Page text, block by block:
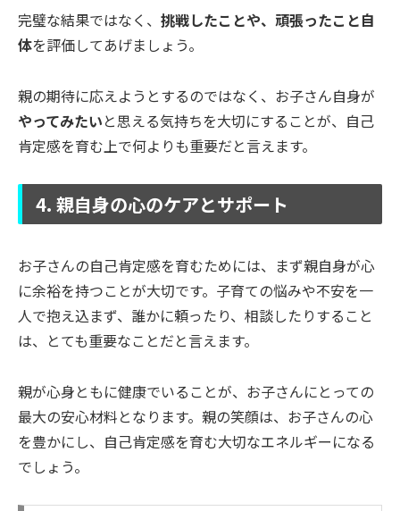
完璧な結果ではなく、 挑戦したことや、頑張ったこと自
体を評価してあげましょう。
親の期待に応えようとするのではなく、お子さん自身が
やってみたいと思える気持ちを大切にすることが、自己
肯定感を育む上で何よりも重要だと言えます。
4. 親自身の心のケアとサポート
お子さんの自己肯定感を育むためには、まず親自身が心
に余裕を持つことが大切です。子育ての悩みや不安を一
人で抱え込まず、誰かに頼ったり、相談したりすること
は、とても重要なことだと言えます。
親が心身ともに健康でいることが、お子さんにとっての
最大の安心材料となります。親の笑顔は、お子さんの心
を豊かにし、自己肯定感を育む大切なエネルギーになる
でしょう。